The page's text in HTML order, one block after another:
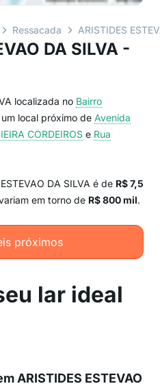
Ressacada ARISTIDES
DA SILVA -
localizada no Bairro
local próximo de Avenida
CORDEIROS e Rua
DA SILVA é de R$ 7,5
em torno de R$ 800 mil.
próximos
lar ideal
ARISTIDES ESTEVAO